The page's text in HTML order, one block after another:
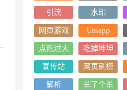
引流 水印
网页游戏 Uniapp
点炮过大
年
吃掉坤坤
宣传站 网页刷榜
解析 羊了个羊